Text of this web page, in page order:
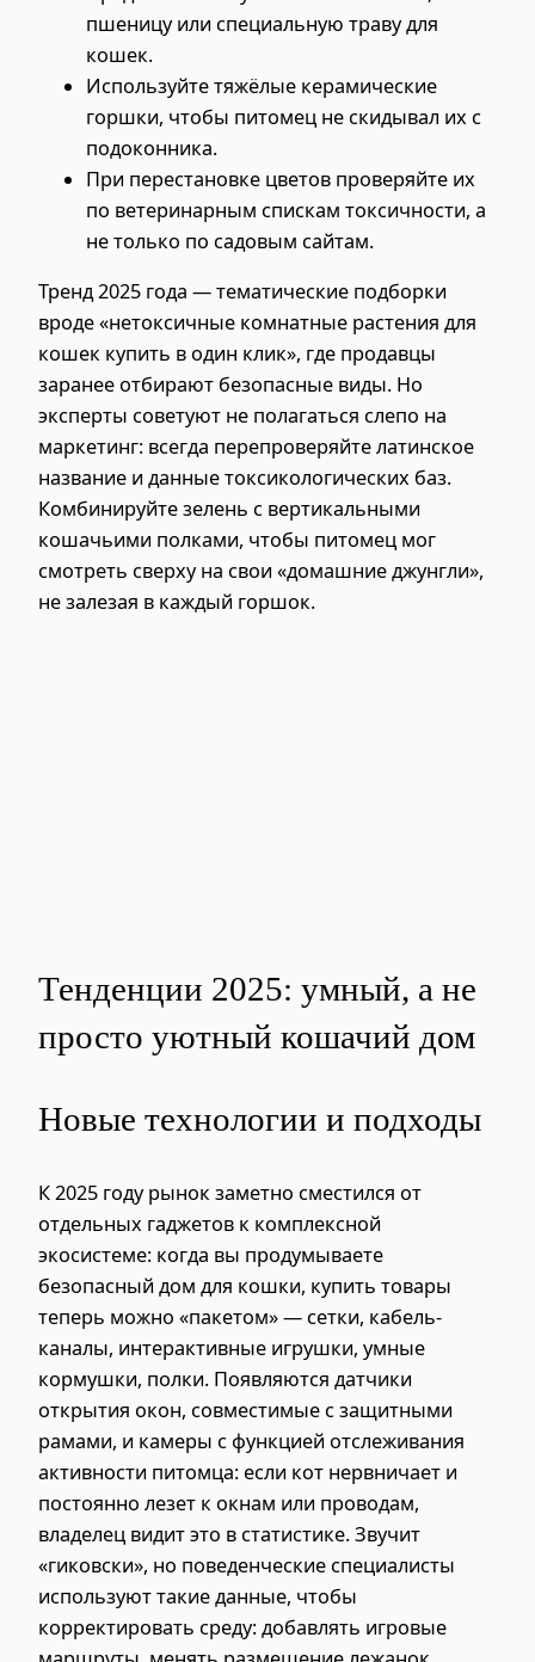
пшеницу или специальную траву для
кошек.
Используйте тяжёлые керамические
горшки, чтобы питомец не скидывал их с
подоконника.
При перестановке цветов проверяйте их
по ветеринарным спискам токсичности, а
не только по садовым сайтам.
Тренд 2025 года — тематические подборки
вроде «нетоксичные комнатные растения для
кошек купить в один клик», где продавцы
заранее отбирают безопасные виды. Но
эксперты советуют не полагаться слепо на
маркетинг: всегда перепроверяйте латинское
название и данные токсикологических баз.
Комбинируйте зелень с вертикальными
кошачьими полками, чтобы питомец мог
смотреть сверху на свои «домашние джунгли»,
не залезая в каждый горшок.
Тенденции 2025: умный, а не
просто уютный кошачий дом
Новые технологии и подходы
К 2025 году рынок заметно сместился от
отдельных гаджетов к комплексной
экосистеме: когда вы продумываете
безопасный дом для кошки, купить товары
теперь можно «пакетом» — сетки, кабель-
каналы, интерактивные игрушки, умные
кормушки, полки. Появляются датчики
открытия окон, совместимые с защитными
рамами, и камеры с функцией отслеживания
активности питомца: если кот нервничает и
постоянно лезет к окнам или проводам,
владелец видит это в статистике. Звучит
«гиковски», но поведенческие специалисты
используют такие данные, чтобы
корректировать среду: добавлять игровые